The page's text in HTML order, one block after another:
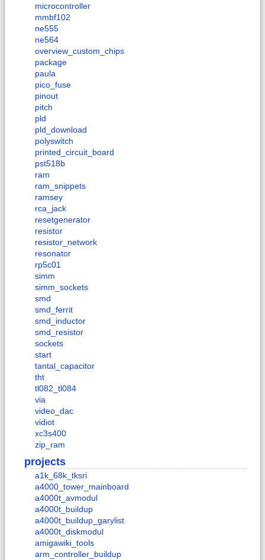
microcontroller
mmbf102
ne555
ne564
overview_custom_chips
package
paula
pico_fuse
pinout
pitch
pld
pld_download
polyswitch
printed_circuit_board
pst518b
ram
ram_snippets
ramsey
rca_jack
resetgenerator
resistor
resistor_network
resonator
rp5c01
simm
simm_sockets
smd
smd_ferrit
smd_inductor
smd_resistor
sockets
start
tantal_capacitor
tht
tl082_tl084
via
video_dac
vidiot
xc3s400
zip_ram
projects
a1k_68k_tksri
a4000_tower_mainboard
a4000t_avmodul
a4000t_buildup
a4000t_buildup_garylist
a4000t_diskmodul
amigawiki_tools
arm_controller_buildup